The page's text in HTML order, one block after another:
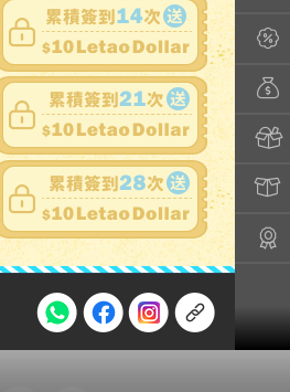
特別服務
鐵壺漏水檢測
精品鑑定
輪框拆除
加強包裝